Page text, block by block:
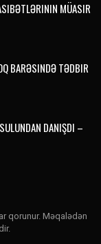
MÜASIR
BARƏSINDƏ TƏDBIR
DANIŞDI –
qorunur. Məqalədən